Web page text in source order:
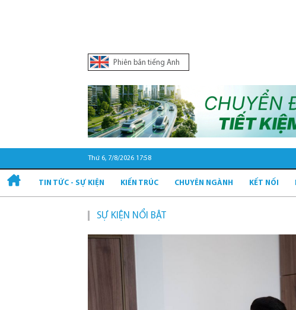
Phiên bản tiếng Anh
Thứ 6, 7/8/2026 17:58
TIN TỨC - SỰ KIỆN KIẾN TRÚC CHUYÊN NGÀNH KẾT NỐI
SỰ KIỆN NỔI BẬT